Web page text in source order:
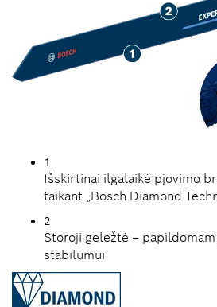
1
Išskirtinai ilgalaikė pjovimo
taikant „Bosch Diamond
2
Storoji geležtė –
stabilumui